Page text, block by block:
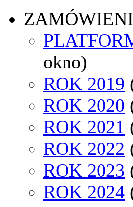
okno)
ROK 2019
ROK 2020
ROK 2021
ROK 2022
ROK 2023
ROK 2024